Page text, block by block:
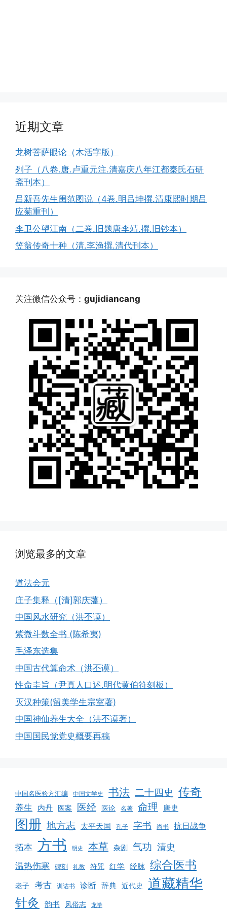
近期文章
龙树菩萨眼论（木活字版）
列子（八卷.唐.卢重元注.清嘉庆八年江都秦氏石研
斋刊本）
吕新吾先生闺范图说（4卷.明吕坤撰.清康熙时期吕
应菊重刊）
李卫公望江南（二卷.旧题唐李靖.撰.旧钞本）
笠翁传奇十种（清.李渔撰.清代刊本）
关注微信公众号： gujidiancang
浏览最多的文章
道法会元
庄子集释（[清]郭庆藩）
中国风水研究（洪丕谟）
紫微斗数全书 (陈希夷)
毛泽东选集
中国古代算命术（洪丕谟）
性命圭旨（尹真人口述.明代黄伯符刻板）
灭汉种策(留美学生宗室著)
中国神仙养生大全（洪丕谟著）
中国国民党党史概要再稿
中国名医验方汇编 中国文学史 书法 二十四史 传奇
养生 内丹 医案 医经 医论 名著 命理 唐史
图册 地方志 太平天国 孔子 字书 尚书 抗日战争
拓本 方书 明史 本草 杂剧 气功 清史
温热伤寒 碑刻 礼教 符咒 红学 经脉 综合医书
老子 考古 训诂书 诊断 辞典 近代史 道藏精华
针灸 韵书 风俗志 龙学